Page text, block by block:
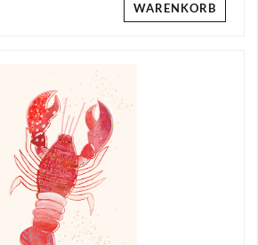
WARENKORB